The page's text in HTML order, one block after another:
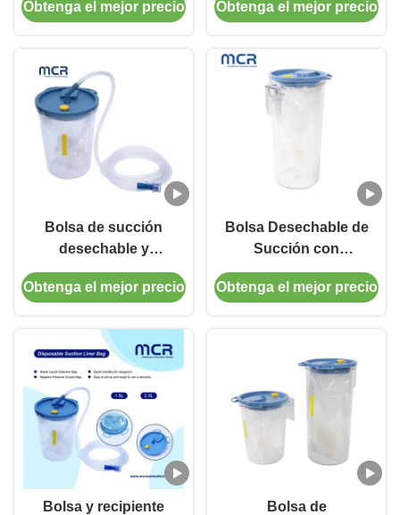
de grado médico
Obtenga el mejor precio
Obtenga el mejor precio
Bolsa de succión
desechable y
recipiente de
1500cc/2500cc con
Obtenga el mejor precio
Bolsa Desechable de
Succión con
Solidificador y
Recipiente de
1500ml / 2000ml /
2500ml
Obtenga el mejor precio
Bolsa y recipiente
Bolsa de